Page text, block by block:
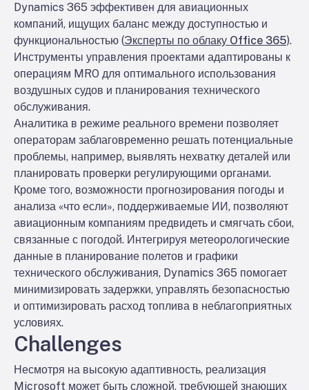
Dynamics 365 эффективен для авиационных
компаний, ищущих баланс между доступностью и
функциональностью (Эксперты по облаку Office 365).
Инструменты управления проектами адаптированы к
операциям MRO для оптимального использования
воздушных судов и планирования технического
обслуживания.
Аналитика в режиме реального времени позволяет
операторам заблаговременно решать потенциальные
проблемы, например, выявлять нехватку деталей или
планировать проверки регулирующими органами.
Кроме того, возможности прогнозирования погоды и
анализа «что если», поддерживаемые ИИ, позволяют
авиационным компаниям предвидеть и смягчать сбои,
связанные с погодой. Интегрируя метеорологические
данные в планирование полетов и графики
технического обслуживания, Dynamics 365 помогает
минимизировать задержки, управлять безопасностью
и оптимизировать расход топлива в неблагоприятных
условиях.
Challenges
Несмотря на высокую адаптивность, реализация
Microsoft может быть сложной, требующей знающих